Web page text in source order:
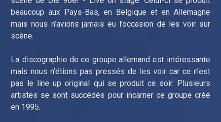
beaucoup aux Pays-Bas, en Belgique et en Allemagne
mais nous n’avions jamais eu l’occasion de les voir sur
scène.
La discographie de ce groupe allemand est intéressante
mais nous n’étions pas pressés de les voir car ce n’est
pas le line up original qui se produit ce soir. Plusieurs
artistes se sont succédés pour incarner ce groupe créé
en 1995.